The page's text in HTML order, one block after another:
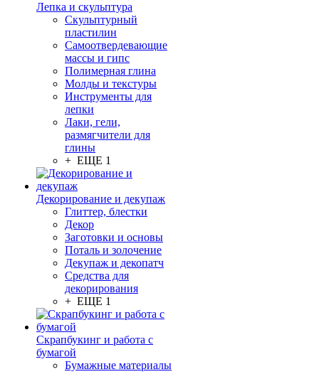
Лепка и скульптура
Скульптурный
пластилин
Самоотвердевающие
массы и гипс
Полимерная глина
Молды и текстуры
Инструменты для
лепки
Лаки, гели,
размягчители для
глины
+ ЕЩЕ 1
Декорирование и декупаж
Глиттер, блестки
Декор
Заготовки и основы
Поталь и золочение
Декупаж и декопатч
Средства для
декорирования
+ ЕЩЕ 1
Скрапбукинг и работа с
бумагой
Бумажные материалы